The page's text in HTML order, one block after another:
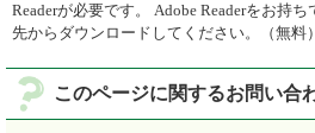
Readerが必要です。
Adobe Readerをお持
先からダウンロードしてください。（無料）
このページに関するお問い合